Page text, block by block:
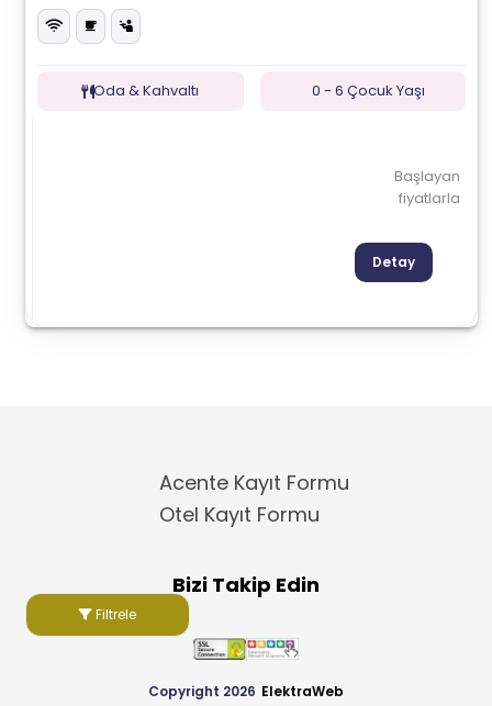
Filtrele
Oda & Kahvaltı 0 - 6 Çocuk Yaşı
Başlayan
fiyatlarla
Detay
Acente Kayıt Formu
Otel Kayıt Formu
Bizi Takip Edin
Copyright 2026 ElektraWeb